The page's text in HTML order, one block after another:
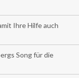
Ihre Hilfe auch
Song für die